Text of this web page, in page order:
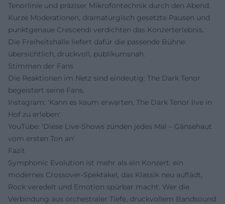
Tenorlinie und präziser Mikrofontechnik durch den Abend.
Kurze Moderationen, dramaturgisch gesetzte Pausen und
punktgenaue Crescendi verdichten das Konzerterlebnis.
Die Freiheitshalle liefert dafür die passende Bühne:
übersichtlich, druckvoll, publikumsnah.
Stimmen der Fans
Die Reaktionen im Netz sind eindeutig: The Dark Tenor
begeistert seine Fans.
Instagram: 'Kann es kaum erwarten, The Dark Tenor live in
Hof zu erleben'
YouTube: 'Diese Live-Shows zünden jedes Mal – Gänsehaut
vom ersten Ton an'
Fazit
Symphonic Evolution ist mehr als ein Konzert: ein
modernes Crossover-Spektakel, das Klassik neu auflädt,
Rock veredelt und Emotion spürbar macht. Wer die
Verbindung aus orchestraler Tiefe, druckvollem Bandsound